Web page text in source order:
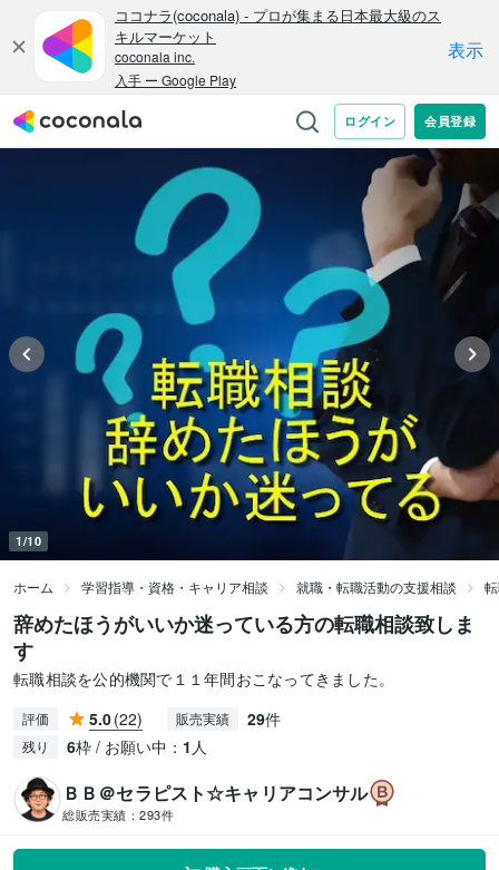
1/10
ホーム 学習指導・資格・キャリア相談 就職・転職活動の支援相談
辞めたほうがいいか迷っている方の転職相談致しま
す
転職相談を公的機関で１１年間おこなってきました。
評価 5.0(22) 販売実績 29件
残り 6枠 / お願い中： 1 人
ＢＢ＠セラピスト☆キャリアコンサル
総販売実績： 293件